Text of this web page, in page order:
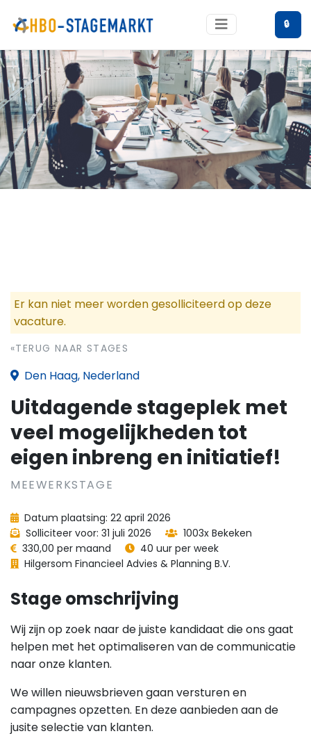
🔒
Er kan niet meer worden gesolliciteerd op deze
vacature.
«TERUG NAAR STAGES
Den Haag, Nederland
Uitdagende stageplek met
veel mogelijkheden tot
eigen inbreng en initiatief!
MEEWERKSTAGE
Datum plaatsing: 22 april 2026
Solliciteer voor: 31 juli 2026
1003x Bekeken
330,00 per maand
40 uur per week
Hilgersom Financieel Advies & Planning B.V.
Stage omschrijving
Wij zijn op zoek naar de juiste kandidaat die ons gaat
helpen met het optimaliseren van de communicatie
naar onze klanten.
We willen nieuwsbrieven gaan versturen en
campagnes opzetten. En deze aanbieden aan de
jusite selectie van klanten.